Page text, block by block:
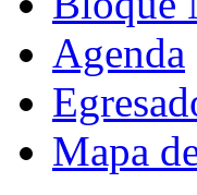
Agenda
Mapa